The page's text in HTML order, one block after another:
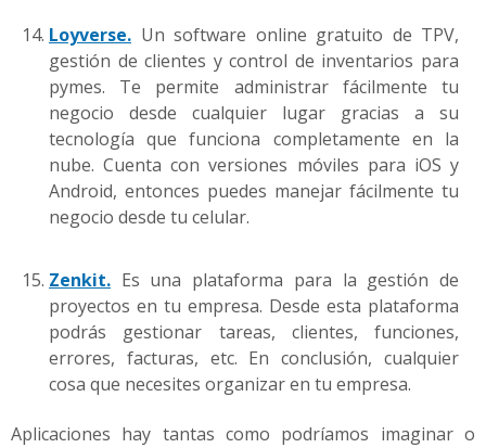
Loyverse. Un software online gratuito de TPV,
gestión de clientes y control de inventarios para
pymes. Te permite administrar fácilmente tu
negocio desde cualquier lugar gracias a su
tecnología que funciona completamente en la
nube. Cuenta con versiones móviles para iOS y
Android, entonces puedes manejar fácilmente tu
negocio desde tu celular.
Zenkit. Es una plataforma para la gestión de
proyectos en tu empresa. Desde esta plataforma
podrás gestionar tareas, clientes, funciones,
errores, facturas, etc. En conclusión, cualquier
cosa que necesites organizar en tu empresa.
Aplicaciones hay tantas como podríamos imaginar o